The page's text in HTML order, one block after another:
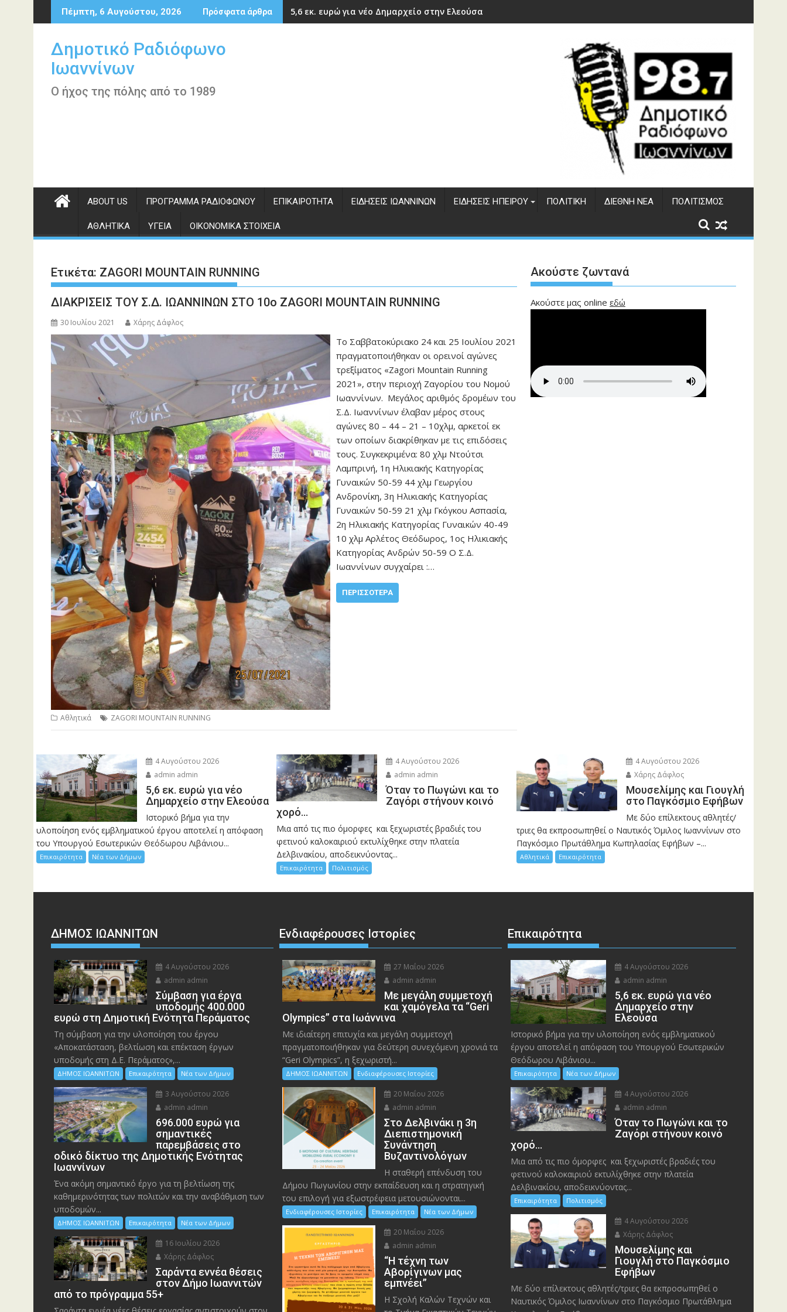
Περάστε
στο
Πέμπτη, 6 Αυγούστου, 2026 Πρόσφατα άρθρα 5,6 εκ. ευρώ για νέο Δημαρχείο στην Ελεούσα
Δημοτικό Ραδιόφωνο
Ιωαννίνων
Ο ήχος της πόλης από το 1989
ABOUT US ΠΡΌΓΡΑΜΜΑ ΡΑΔΙΟΦΏΝΟΥ ΕΠΙΚΑΙΡΌΤΗΤΑ ΕΙΔΉΣΕΙΣ ΙΩΑΝΝΊΝΩΝ ΕΙΔΉΣΕΙΣ ΗΠΕΊΡΟΥ ΠΟΛΙΤΙΚΉ ΔΙΕΘΝΉ ΝΈΑ ΠΟΛΙΤΙΣΜΌΣ
ΑΘΛΗΤΙΚΆ ΥΓΕΊΑ ΟΙΚΟΝΟΜΙΚΆ ΣΤΟΙΧΕΊΑ
Ετικέτα: ZAGORI MOUNTAIN RUNNING
ΔΙΑΚΡΙΣΕΙΣ ΤΟΥ Σ.Δ. ΙΩΑΝΝΙΝΩΝ ΣΤΟ 10ο ZAGORI MOUNTAIN RUNNING
30 Ιουλίου 2021 Χάρης Δάφλος
Το Σαββατοκύριακο 24 και 25 Ιουλίου 2021
πραγματοποιήθηκαν οι ορεινοί αγώνες
τρεξίματος «Zagori Mountain Running
2021», στην περιοχή Ζαγορίου του Νομού
Ιωαννίνων. Μεγάλος αριθμός δρομέων του
Σ.Δ. Ιωαννίνων έλαβαν μέρος στους
αγώνες 80 – 44 – 21 – 10χλμ, αρκετοί εκ
των οποίων διακρίθηκαν με τις επιδόσεις
τους. Συγκεκριμένα: 80 χλμ Ντούτσι
Λαμπρινή, 1η Ηλικιακής Κατηγορίας
Γυναικών 50-59 44 χλμ Γεωργίου
Ανδρονίκη, 3η Ηλικιακής Κατηγορίας
Γυναικών 50-59 21 χλμ Γκόγκου Ασπασία,
2η Ηλικιακής Κατηγορίας Γυναικών 40-49
10 χλμ Αρλέτος Θεόδωρος, 1ος Ηλικιακής
Κατηγορίας Ανδρών 50-59 Ο Σ.Δ.
Ιωαννίνων συγχαίρει :…
ΠΕΡΙΣΣΌΤΕΡΑ
Αθλητικά ZAGORI MOUNTAIN RUNNING
Ακούστε ζωντανά
Ακούστε μας online εδώ
4 Αυγούστου 2026
admin admin
5,6 εκ. ευρώ για νέο
Δημαρχείο στην Ελεούσα
Ιστορικό βήμα για την
υλοποίηση ενός εμβληματικού έργου αποτελεί η απόφαση
του Υπουργού Εσωτερικών Θεόδωρου Λιβάνιου...
Επικαιρότητα Νέα των Δήμων
4 Αυγούστου 2026
admin admin
Όταν το Πωγώνι και το
Ζαγόρι στήνουν κοινό
χορό…
Μια από τις πιο όμορφες και ξεχωριστές βραδιές του
φετινού καλοκαιριού εκτυλίχθηκε στην πλατεία
Δελβινακίου, αποδεικνύοντας...
Επικαιρότητα Πολιτισμός
4 Αυγούστου 2026
Χάρης Δάφλος
Μουσελίμης και Γιουγλή
στο Παγκόσμιο Εφήβων
Mε δύο επίλεκτους αθλητές/
τριες θα εκπροσωπηθεί ο Ναυτικός Όμιλος Ιωαννίνων στο
Παγκόσμιο Πρωτάθλημα Κωπηλασίας Εφήβων –...
Αθλητικά Επικαιρότητα
ΔΗΜΟΣ ΙΩΑΝΝΙΤΩΝ
4 Αυγούστου 2026
admin admin
Σύμβαση για έργα
υποδομής 400.000
ευρώ στη Δημοτική Ενότητα Περάματος
Τη σύμβαση για την υλοποίηση του έργου
«Αποκατάσταση, βελτίωση και επέκταση έργων
υποδομής στη Δ.Ε. Περάματος»,...
ΔΗΜΟΣ ΙΩΑΝΝΙΤΩΝ Επικαιρότητα Νέα των Δήμων
3 Αυγούστου 2026
admin admin
696.000 ευρώ για
σημαντικές
παρεμβάσεις στο
οδικό δίκτυο της Δημοτικής Ενότητας
Ιωαννίνων
Ένα ακόμη σημαντικό έργο για τη βελτίωση της
καθημερινότητας των πολιτών και την αναβάθμιση των
υποδομών...
ΔΗΜΟΣ ΙΩΑΝΝΙΤΩΝ Επικαιρότητα Νέα των Δήμων
16 Ιουλίου 2026
Χάρης Δάφλος
Σαράντα εννέα θέσεις
στον Δήμο Ιωαννιτών
από το πρόγραμμα 55+
Ενδιαφέρουσες Ιστορίες
27 Μαΐου 2026
admin admin
Με μεγάλη συμμετοχή
και χαμόγελα τα “Geri
Olympics” στα Ιωάννινα
Με ιδιαίτερη επιτυχία και μεγάλη συμμετοχή
πραγματοποιήθηκαν για δεύτερη συνεχόμενη χρονιά τα
“Geri Olympics”, η ξεχωριστή...
ΔΗΜΟΣ ΙΩΑΝΝΙΤΩΝ Ενδιαφέρουσες Ιστορίες
20 Μαΐου 2026
admin admin
Στο Δελβινάκι η 3η
Διεπιστημονική
Συνάντηση
Βυζαντινολόγων
Η σταθερή επένδυση του
Δήμου Πωγωνίου στην εκπαίδευση και η στρατηγική
του επιλογή για εξωστρέφεια μετουσιώνονται...
Ενδιαφέρουσες Ιστορίες Επικαιρότητα Νέα των Δήμων
20 Μαΐου 2026
admin admin
“Η τέχνη των
Αβορίγινων μας
εμπνέει”
Η Σχολή Καλών Τεχνών και
Επικαιρότητα
4 Αυγούστου 2026
admin admin
5,6 εκ. ευρώ για νέο
Δημαρχείο στην
Ελεούσα
Ιστορικό βήμα για την υλοποίηση ενός εμβληματικού
έργου αποτελεί η απόφαση του Υπουργού Εσωτερικών
Θεόδωρου Λιβάνιου...
Επικαιρότητα Νέα των Δήμων
4 Αυγούστου 2026
admin admin
Όταν το Πωγώνι και το
Ζαγόρι στήνουν κοινό
χορό…
Μια από τις πιο όμορφες και ξεχωριστές βραδιές του
φετινού καλοκαιριού εκτυλίχθηκε στην πλατεία
Δελβινακίου, αποδεικνύοντας...
Επικαιρότητα Πολιτισμός
4 Αυγούστου 2026
Χάρης Δάφλος
Μουσελίμης και
Γιουγλή στο Παγκόσμιο
Εφήβων
Mε δύο επίλεκτους αθλητές/τριες θα εκπροσωπηθεί ο
Ναυτικός Όμιλος Ιωαννίνων στο Παγκόσμιο Πρωτάθλημα